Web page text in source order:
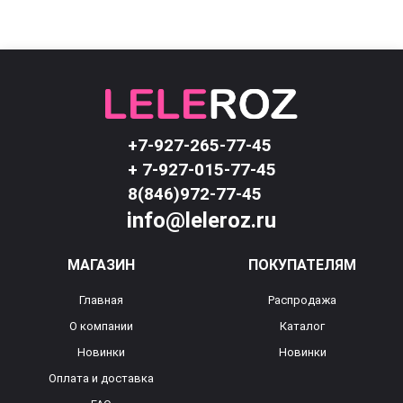
+7-927-265-77-45
+ 7-927-015-77-45
8(846)972-77-45
info@leleroz.ru
МАГАЗИН
Главная
О компании
Новинки
Оплата и доставка
ПОКУПАТЕЛЯМ
Распродажа
Каталог
Новинки